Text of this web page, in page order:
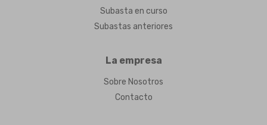
Subasta en curso
Subastas anteriores
La empresa
Sobre Nosotros
Contacto